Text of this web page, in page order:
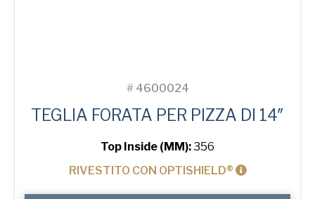
# 4600024
TEGLIA FORATA PER PIZZA DI 14″
Top Inside (MM):356
RIVESTITO CON OPTISHIELD®